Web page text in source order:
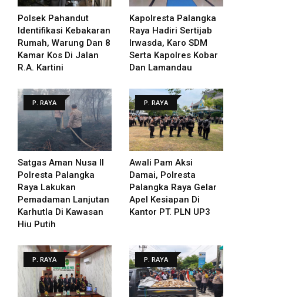
Polsek Pahandut
Identifikasi Kebakaran
Rumah, Warung Dan 8
Kamar Kos Di Jalan
R.A. Kartini
Kapolresta Palangka
Raya Hadiri Sertijab
Irwasda, Karo SDM
Serta Kapolres Kobar
Dan Lamandau
P. RAYA
Satgas Aman Nusa II
Polresta Palangka
Raya Lakukan
Pemadaman Lanjutan
Karhutla Di Kawasan
Hiu Putih
P. RAYA
Awali Pam Aksi
Damai, Polresta
Palangka Raya Gelar
Apel Kesiapan Di
Kantor PT. PLN UP3
P. RAYA P. RAYA